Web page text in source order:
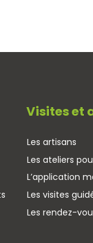
Visites et
Les artisans
Les ateliers
L’application
Les visites
Les rendez-